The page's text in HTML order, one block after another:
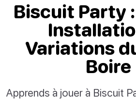
Biscuit Party
Variations
Boire
Apprends à jouer à Biscuit